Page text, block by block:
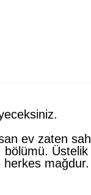
ev zaten
bölümü.
mağdur.